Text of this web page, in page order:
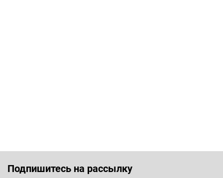
Подпишитесь на рассылку